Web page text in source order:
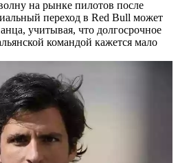
на рынке пилотов после
переход в Red Bull может
учитывая, что долгосрочное
командой кажется мало